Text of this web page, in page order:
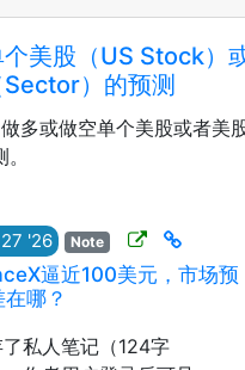
个美股（US Stock）
）的预测
或做空单个美股或者美
'26 Note
逼近100美元，市场预
哪？
私人笔记（124字